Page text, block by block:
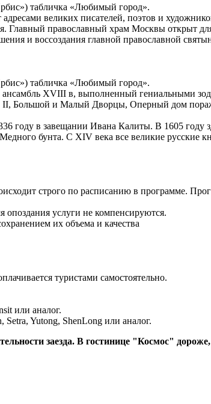
табличка «Любимый город».
великих писателей, поэтов и
православный храм Москвы открыт
и воссоздания главной православной
табличка «Любимый город».
XVIII в, выполненный гениальными
II, Большой и Малый Дворцы, Оперный дом
году в завещании Ивана Калиты. В 1605 году
бунта. С XIV века все великие
строго по расписанию в программе.
опоздания услуги не компенсируются.
их объема и качества
туристами самостоятельно.
или аналог.
Setra, Yutong, ShenLong или аналог.
заезда. В гостинице "Космос"